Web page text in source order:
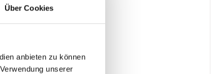
Über Cookies
anbieten zu können
unserer